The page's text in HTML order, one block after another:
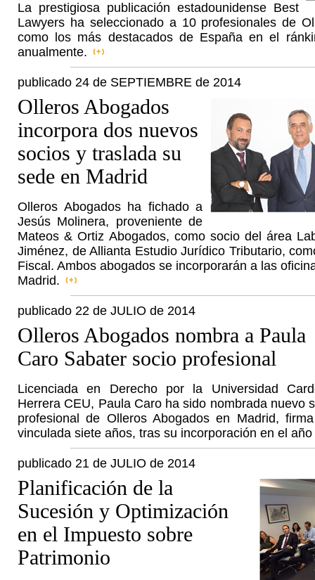
La prestigiosa publicación estadounidense Best
Lawyers ha seleccionado a 10 profesionales de
como los más destacados de España en el
anualmente.
publicado 24 de SEPTIEMBRE de 2014
Olleros Abogados
incorpora dos nuevos
socios y traslada su
sede en Madrid
Olleros Abogados ha fichado a
Jesús Molinera, proveniente de
Mateos & Ortiz Abogados, como socio del área
Jiménez, de Allianta Estudio Jurídico Tributario,
Fiscal. Ambos abogados se incorporarán a las
Madrid.
publicado 22 de JULIO de 2014
Olleros Abogados nombra a Paula
Caro Sabater socio profesional
Licenciada en Derecho por la Universidad
Herrera CEU, Paula Caro ha sido nombrada nuevo
profesional de Olleros Abogados en Madrid,
vinculada siete años, tras su incorporación en el
publicado 21 de JULIO de 2014
Planificación de la
Sucesión y Optimización
en el Impuesto sobre
Patrimonio